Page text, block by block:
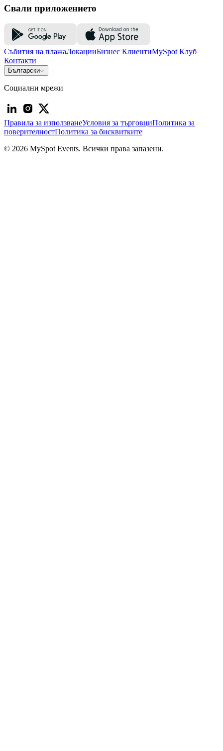
Свали приложението
Събития на плажаЛокацииБизнес КлиентиMySpot Клуб
Контакти
Български
Социални мрежи
Правила за използванеУсловия за търговциПолитика за
поверителностПолитика за бисквитките
© 2026 MySpot Events. Всички права запазени.